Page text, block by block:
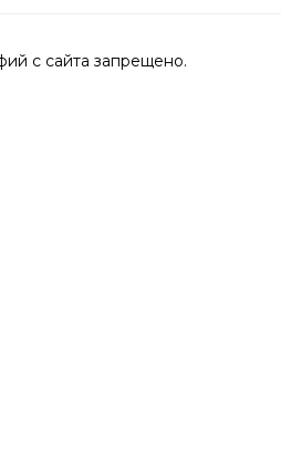
с сайта запрещено.